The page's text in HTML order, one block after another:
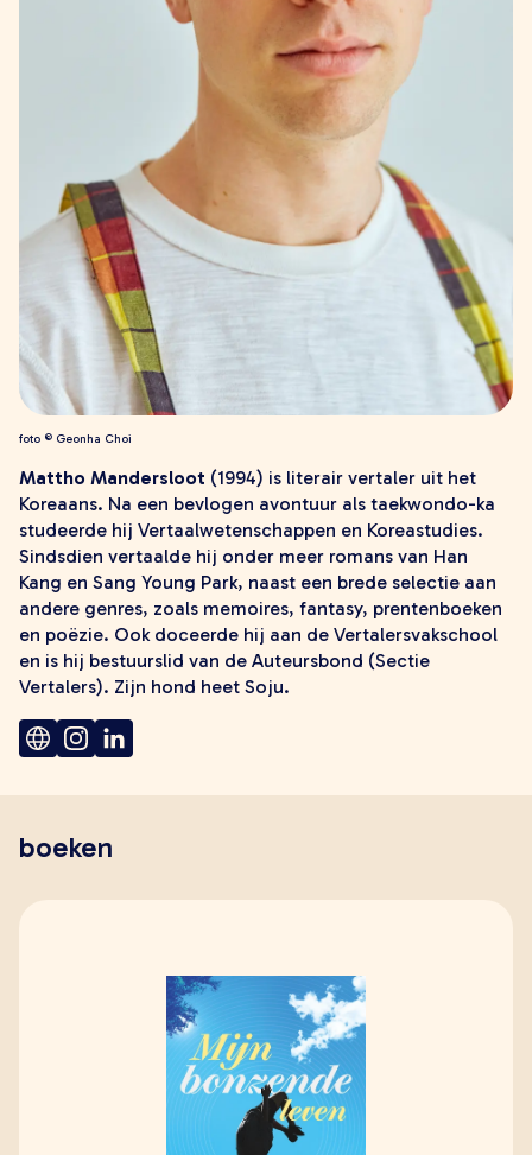
young adult
volwassenen
lees meer onzin
extra
leesmeeronzin.nl
kleinepandaboeken.nl
defantastischebus.nl
schrijvers
illustratoren en fotografen
contact
zoeken
foto © Geonha Choi
Mattho Mandersloot (1994) is literair vertaler uit het
Koreaans. Na een bevlogen avontuur als taekwondo-ka
studeerde hij Vertaalwetenschappen en Koreastudies.
Sindsdien vertaalde hij onder meer romans van Han
Kang en Sang Young Park, naast een brede selectie aan
andere genres, zoals memoires, fantasy, prentenboeken
en poëzie. Ook doceerde hij aan de Vertalersvakschool
en is hij bestuurslid van de Auteursbond (Sectie
Vertalers). Zijn hond heet Soju.
boeken